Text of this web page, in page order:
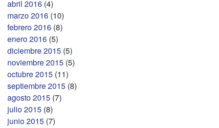
abril 2016 (4)
marzo 2016 (10)
febrero 2016 (8)
enero 2016 (5)
diciembre 2015 (5)
noviembre 2015 (5)
octubre 2015 (11)
septiembre 2015 (8)
agosto 2015 (7)
julio 2015 (8)
junio 2015 (7)